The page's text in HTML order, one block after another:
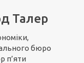
Талер
бюро
п’яти